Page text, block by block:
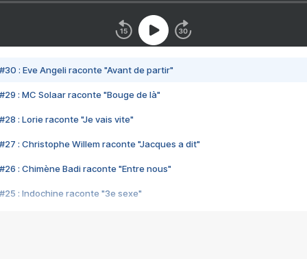
#30 : Eve Angeli raconte "Avant de partir"
#29 : MC Solaar raconte "Bouge de là"
#28 : Lorie raconte "Je vais vite"
#27 : Christophe Willem raconte "Jacques a dit"
#26 : Chimène Badi raconte "Entre nous"
#25 : Indochine raconte "3e sexe"